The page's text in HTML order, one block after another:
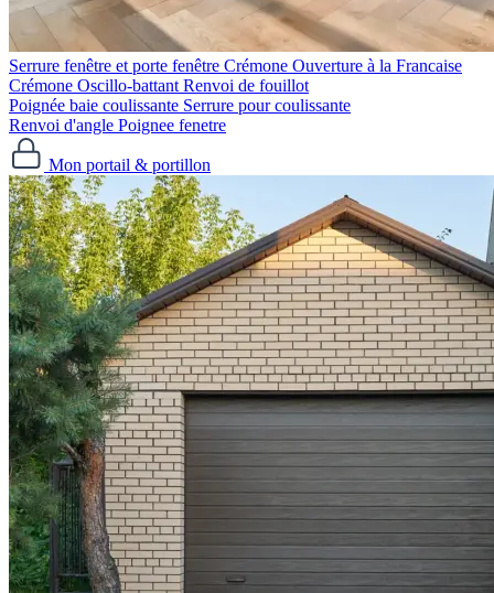
Serrure fenêtre et porte fenêtre Crémone Ouverture à la Francaise
Crémone Oscillo-battant Renvoi de fouillot
Poignée baie coulissante Serrure pour coulissante
Renvoi d'angle Poignee fenetre
Mon portail & portillon